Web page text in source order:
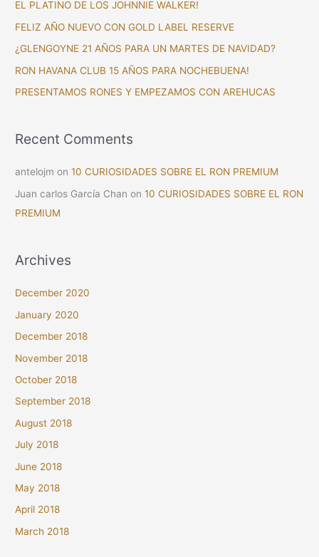
o
r
:
EL PLATINO DE LOS JOHNNIE WALKER!
FELIZ AÑO NUEVO CON GOLD LABEL RESERVE
¿GLENGOYNE 21 AÑOS PARA UN MARTES DE NAVIDAD?
RON HAVANA CLUB 15 AÑOS PARA NOCHEBUENA!
PRESENTAMOS RONES Y EMPEZAMOS CON AREHUCAS
Recent Comments
antelojm on10 CURIOSIDADES SOBRE EL RON PREMIUM
Juan carlos García Chan on10 CURIOSIDADES SOBRE EL RON
PREMIUM
Archives
December 2020
January 2020
December 2018
November 2018
October 2018
September 2018
August 2018
July 2018
June 2018
May 2018
April 2018
March 2018